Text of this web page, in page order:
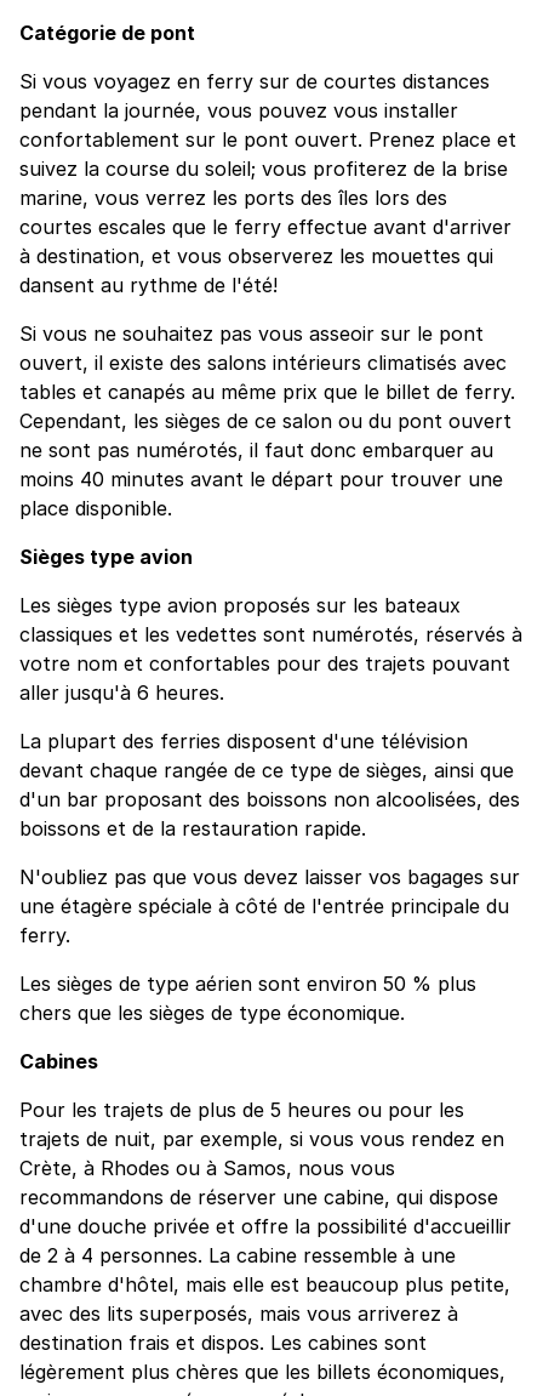
Catégorie de pont
Si vous voyagez en ferry sur de courtes distances
pendant la journée, vous pouvez vous installer
confortablement sur le pont ouvert. Prenez place et
suivez la course du soleil; vous profiterez de la brise
marine, vous verrez les ports des îles lors des
courtes escales que le ferry effectue avant d'arriver
à destination, et vous observerez les mouettes qui
dansent au rythme de l'été!
Si vous ne souhaitez pas vous asseoir sur le pont
ouvert, il existe des salons intérieurs climatisés avec
tables et canapés au même prix que le billet de ferry.
Cependant, les sièges de ce salon ou du pont ouvert
ne sont pas numérotés, il faut donc embarquer au
moins 40 minutes avant le départ pour trouver une
place disponible.
Sièges type avion
Les sièges type avion proposés sur les bateaux
classiques et les vedettes sont numérotés, réservés à
votre nom et confortables pour des trajets pouvant
aller jusqu'à 6 heures.
La plupart des ferries disposent d'une télévision
devant chaque rangée de ce type de sièges, ainsi que
d'un bar proposant des boissons non alcoolisées, des
boissons et de la restauration rapide.
N'oubliez pas que vous devez laisser vos bagages sur
une étagère spéciale à côté de l'entrée principale du
ferry.
Les sièges de type aérien sont environ 50 % plus
chers que les sièges de type économique.
Cabines
Pour les trajets de plus de 5 heures ou pour les
trajets de nuit, par exemple, si vous vous rendez en
Crète, à Rhodes ou à Samos, nous vous
recommandons de réserver une cabine, qui dispose
d'une douche privée et offre la possibilité d'accueillir
de 2 à 4 personnes. La cabine ressemble à une
chambre d'hôtel, mais elle est beaucoup plus petite,
avec des lits superposés, mais vous arriverez à
destination frais et dispos. Les cabines sont
légèrement plus chères que les billets économiques,